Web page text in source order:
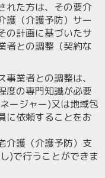
れた方は、その要介
護（介護予防）サー
の計画に基づいたサ
者との調整（契約な
業者との調整は、
度の専門知識が必要
ージャー)又は地域包
に依頼することをお
介護（介護予防）支
)で行うことができま